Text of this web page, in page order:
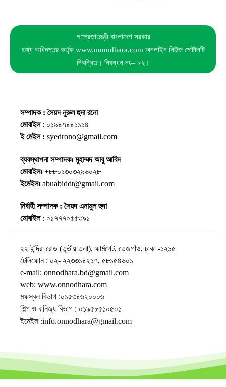
গণপ্রজাতন্ত্রী বাংলাদেশ সরকার
তথ্য অধিদপ্তর কর্তৃক www.onnodhara.com অনলাইন নিউজ পোর্টালটি
নিবন্ধিত। নিবন্ধন নং– ৮২।
সম্পাদক : সৈয়দ নুরুল হুদা রনো
মোবাইল: ০১৯৪৭৪৪১১১৪
ই মেইল : syedrono@gmail.com
ব্যবস্থাপনা সম্পাদকঃ মুহাম্মদ আবু আবিদ
মোবাইলঃ+৮৮০১৩০৩২৯৬০২৮
ইমেইলঃabuabiddt@gmail.com
নির্বাহী সম্পাদক : সৈয়দ এনামুল হুদা
মোবাইল: ০১৭৭৭০৫৫৩৯১
২২ ইন্দিরা রোড (তৃতীয় তলা), ফার্মগেট, তেজগাঁও, ঢাকা -১২১৫
টেলিফোন : ০২- ২২৩৩১৪২১৭, ৫৮১৫৪৬০১
e-mail: onnodhara.bd@gmail.com
web: www.onnodhara.com
মফস্বল বিভাগ :০১৫৩৪৬২০০০৬
শিল্প ও বানিজ্য বিভাগ : ০১৯৫৮৫১০৫০১
ইমেইল :info.onnodhara@gmail.com